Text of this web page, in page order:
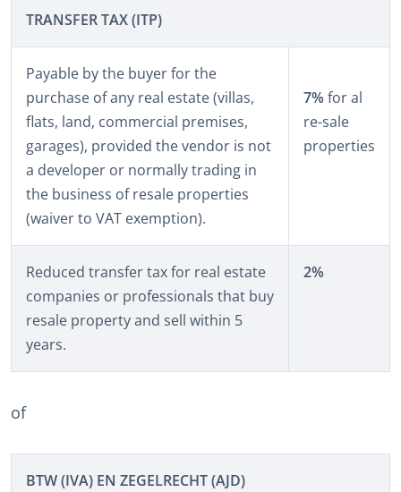
TRANSFER TAX (ITP)
Payable by the buyer for the
purchase of any real estate (villas,
flats, land, commercial premises,
garages), provided the vendor is not
a developer or normally trading in
the business of resale properties
(waiver to VAT exemption).
7%for al
re-sale
properties
Reduced transfer tax for real estate
companies or professionals that buy
resale property and sell within 5
years.
2%
of
BTW (IVA) EN ZEGELRECHT (AJD)